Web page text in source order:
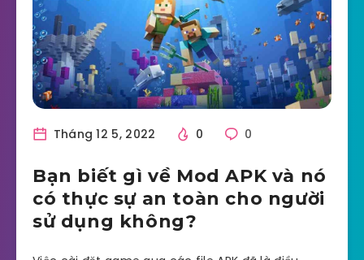
Tháng 12 5, 2022 0 0
Bạn biết gì về Mod APK và nó
có thực sự an toàn cho người
sử dụng không?